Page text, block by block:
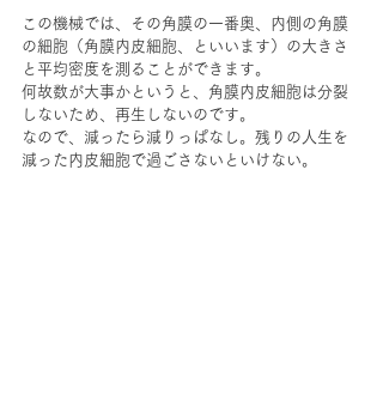
この機械では、その角膜の一番奥、内側の角膜
の細胞（角膜内皮細胞、といいます）の大きさ
と平均密度を測ることができます。
何故数が大事かというと、角膜内皮細胞は分裂
しないため、再生しないのです。
なので、減ったら減りっぱなし。残りの人生を
減った内皮細胞で過ごさないといけない。